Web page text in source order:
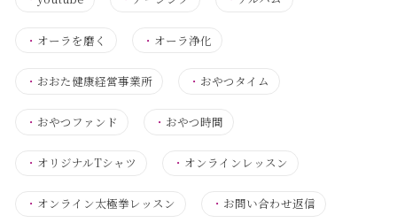
・ オーラを磨く ・ オーラ浄化
・ おおた健康経営事業所 ・ おやつタイム
・ おやつファンド ・ おやつ時間
・ オリジナルTシャツ ・ オンラインレッスン
・ オンライン太極拳レッスン ・ お問い合わせ返信